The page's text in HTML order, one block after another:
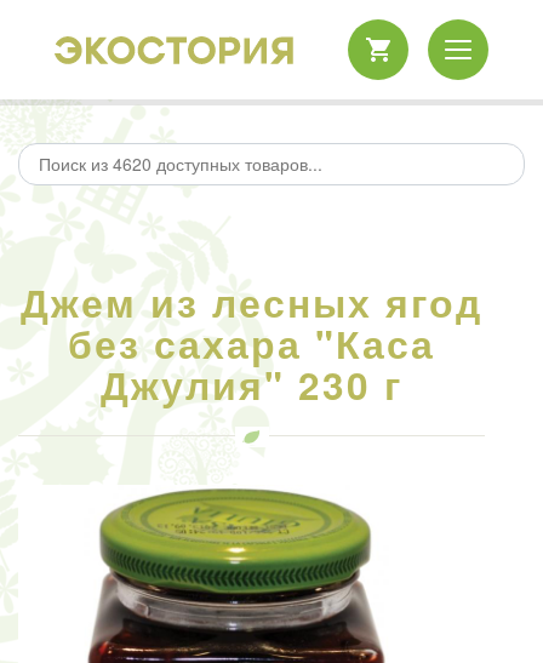
Джем из лесных ягод
без сахара "Каса
Джулия" 230 г